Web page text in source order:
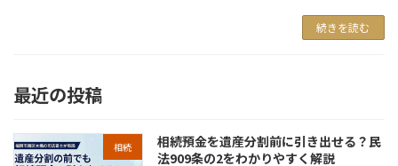
続きを読む
最近の投稿
相続
相続預金を遺産分割前に引き出せる？民
法909条の2をわかりやすく解説